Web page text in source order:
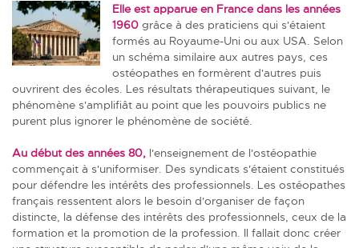
Elle est apparue en France dans les années
1960grâce à des praticiens qui s'étaient
formés au Royaume-Uni ou aux USA. Selon
un schéma similaire aux autres pays, ces
ostéopathes en formèrent d'autres puis
ouvrirent des écoles. Les résultats thérapeutiques suivant, le
phénomène s'amplifiât au point que les pouvoirs publics ne
purent plus ignorer le phénomène de société.
Au début des années 80, l'enseignement de l'ostéopathie
commençait à s'uniformiser. Des syndicats s'étaient constitués
pour défendre les intérêts des professionnels. Les ostéopathes
français ressentent alors le besoin d'organiser de façon
distincte, la défense des intérêts des professionnels, ceux de la
formation et la promotion de la profession. Il fallait donc créer